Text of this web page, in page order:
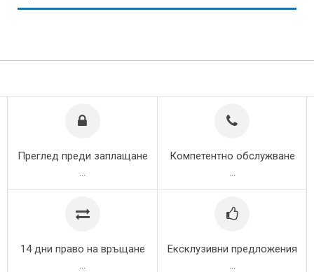
Преглед преди заплащане Компетентно обслужване
14 дни право на връщане Ексклузивни предложения